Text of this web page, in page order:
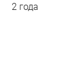
2 года